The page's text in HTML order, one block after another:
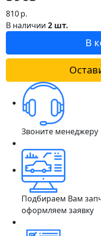
810р.
В наличии 2 шт.
В
Звоните менеджеру
Подбираем Вам
оформляем заявку